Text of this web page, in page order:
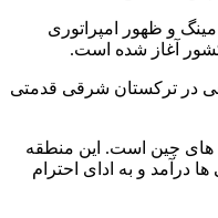
مینگ و ظهور امپراتوری
آغاز شده است.
در ترکستان شرقی قدمتی
های چین است. این منطقه
و به ادای احترام